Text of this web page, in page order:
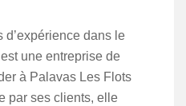
d’expérience dans le
une entreprise de
à Palavas Les Flots
par ses clients, elle